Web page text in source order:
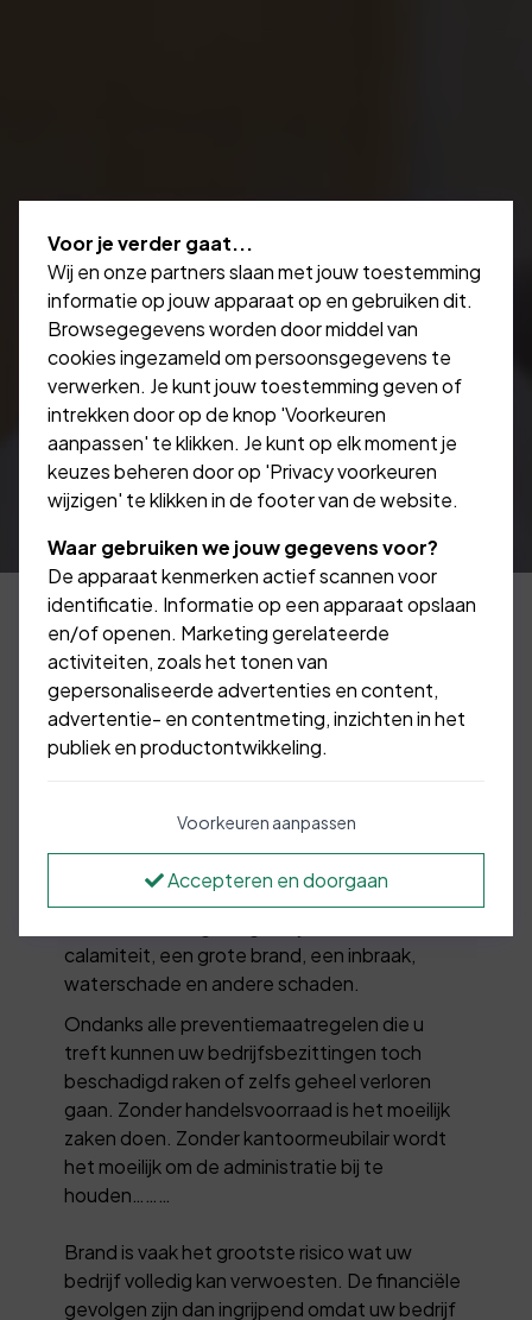
Het verzekeren van uw
goederen en inventaris
is een "must"!
In veel gevallen zijn bedrijfsinvesteringen
betaald met het geld van derden, van familie,
de bank en zo verder. U moet er niet aan
calamiteit, een grote brand, een inbraak,
waterschade en andere schaden.
Ondanks alle preventiemaatregelen die u
treft kunnen uw bedrijfsbezittingen toch
beschadigd raken of zelfs geheel verloren
gaan. Zonder handelsvoorraad is het moeilijk
zaken doen. Zonder kantoormeubilair wordt
het moeilijk om de administratie bij te
houden………
Brand is vaak het grootste risico wat uw
bedrijf volledig kan verwoesten. De financiële
gevolgen zijn dan ingrijpend omdat uw bedrijf
Voor je verder gaat...
Wij en onze partners slaan met jouw toestemming
informatie op jouw apparaat op en gebruiken dit.
Browsegegevens worden door middel van
cookies ingezameld om persoonsgegevens te
verwerken. Je kunt jouw toestemming geven of
intrekken door op de knop 'Voorkeuren
aanpassen' te klikken. Je kunt op elk moment je
keuzes beheren door op 'Privacy voorkeuren
wijzigen' te klikken in de footer van de website.
Waar gebruiken we jouw gegevens voor?
De apparaat kenmerken actief scannen voor
identificatie. Informatie op een apparaat opslaan
en/of openen. Marketing gerelateerde
activiteiten, zoals het tonen van
gepersonaliseerde advertenties en content,
advertentie- en contentmeting, inzichten in het
publiek en productontwikkeling.
Voorkeuren aanpassen
Accepteren en doorgaan